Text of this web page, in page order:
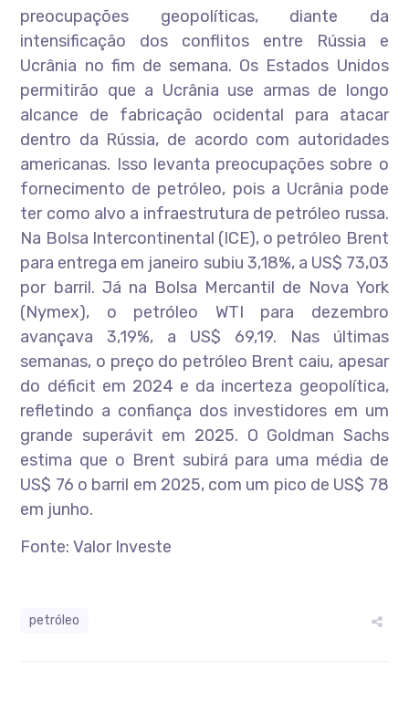
preocupações geopolíticas, diante da
intensificação dos conflitos entre Rússia e
Ucrânia no fim de semana. Os Estados Unidos
permitirão que a Ucrânia use armas de longo
alcance de fabricação ocidental para atacar
dentro da Rússia, de acordo com autoridades
americanas. Isso levanta preocupações sobre o
fornecimento de petróleo, pois a Ucrânia pode
ter como alvo a infraestrutura de petróleo russa.
Na Bolsa Intercontinental (ICE), o petróleo Brent
para entrega em janeiro subiu 3,18%, a US$ 73,03
por barril. Já na Bolsa Mercantil de Nova York
(Nymex), o petróleo WTI para dezembro
avançava 3,19%, a US$ 69,19. Nas últimas
semanas, o preço do petróleo Brent caiu, apesar
do déficit em 2024 e da incerteza geopolítica,
refletindo a confiança dos investidores em um
grande superávit em 2025. O Goldman Sachs
estima que o Brent subirá para uma média de
US$ 76 o barril em 2025, com um pico de US$ 78
em junho.
Fonte: Valor Investe
petróleo